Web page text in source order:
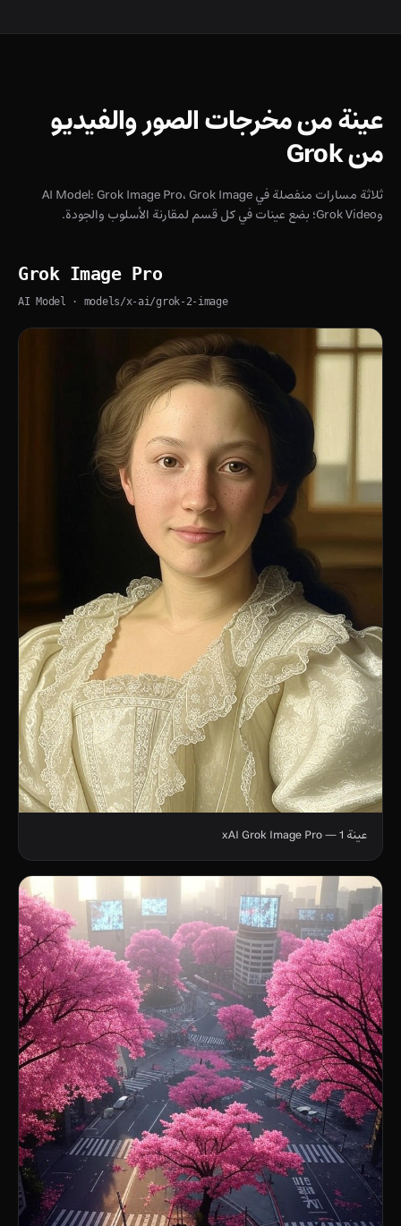
عينة من مخرجات الصور والفيديو
من Grok
ثلاثة مسارات منفصلة في AI Model: Grok Image Pro، Grok Image
وGrok Video؛ بضع عينات في كل قسم لمقارنة الأسلوب والجودة.
Grok Image Pro
AI Model · models/x-ai/grok-2-image
عينة 1 — xAI Grok Image Pro